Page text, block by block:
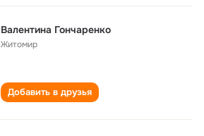
Валентина Гончаренко
Житомир
Добавить в друзья